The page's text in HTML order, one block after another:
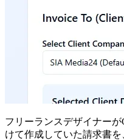
フリーランスデザイナー
けて作成していた請求書